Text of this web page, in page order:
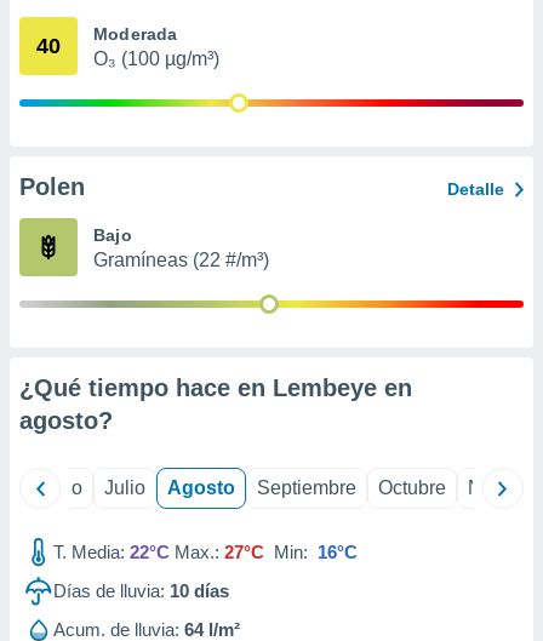
mediante
publicidad
de
40 Moderada
O₃ (100 µg/m³)
Polen Detalle
Bajo
Gramíneas (22 #/m³)
¿Qué tiempo hace en Lembeye en
agosto?
Junio Julio Agosto Septiembre Octubre
T. Media: 22°C Max.: 27°C Min: 16°C
Días de lluvia: 10 días
Acum. de lluvia: 64 l/m²